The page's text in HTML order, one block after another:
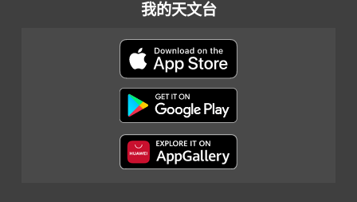
我的天文台